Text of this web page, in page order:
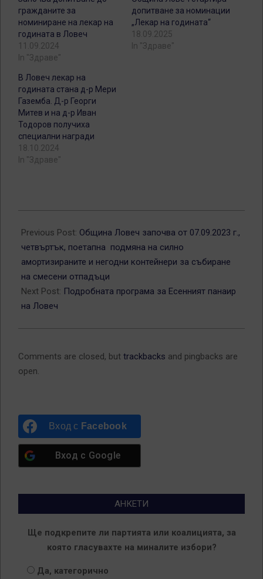
гражданите за
номиниране на лекар на
годината в Ловеч
11.09.2024
In "Здраве"
допитване за номинации
„Лекар на годината“
18.09.2025
In "Здраве"
В Ловеч лекар на
годината стана д-р Мери
Газемба. Д-р Георги
Митев и на д-р Иван
Тодоров получиха
специални награди
18.10.2024
In "Здраве"
09-
07
Previous Post: Община Ловеч започва от 07.09.2023 г.,
четвъртък, поетапна подмяна на силно
амортизираните и негодни контейнери за събиране
на смесени отпадъци
Next Post: Подробната програма за Есенният панаир
на Ловеч
Comments are closed, but trackbacks and pingbacks are
open.
Вход с Facebook
Вход с Google
АНКЕТИ
Ще подкрепите ли партията или коалицията, за
която гласувахте на миналите избори?
Да, категорично